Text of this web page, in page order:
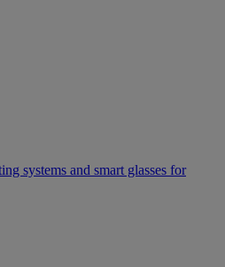
systems and smart glasses for